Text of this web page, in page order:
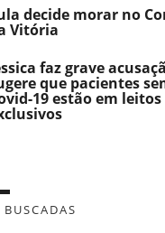
decide morar no
Vitória
faz grave
que pacientes
19 estão em leitos